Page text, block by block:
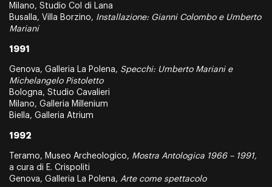
Milano, Studio Col di Lana
Busalla, Villa Borzino, Installazione: Gianni Colombo e Umberto
Mariani
1991
Genova, Galleria La Polena, Specchi: Umberto Mariani e
Michelangelo Pistoletto
Bologna, Studio Cavalieri
Milano, Galleria Millenium
Biella, Galleria Atrium
1992
Teramo, Museo Archeologico, Mostra Antologica 1966 – 1991,
a cura di E. Crispoliti
Genova, Galleria La Polena, Arte come spettacolo